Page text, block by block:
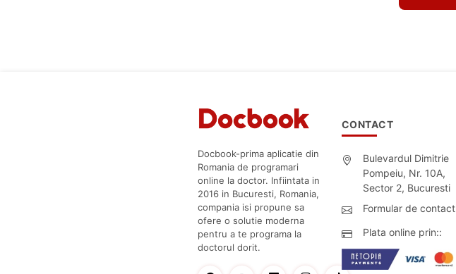
Docbook-prima aplicatie din
Romania de programari
online la doctor. Infiintata in
2016 in Bucuresti, Romania,
compania isi propune sa
ofere o solutie moderna
pentru a te programa la
doctorul dorit.
CONTACT
Bulevardul Dimitrie
Pompeiu, Nr. 10A,
Sector 2, Bucuresti
Formular de contact
Plata online prin::